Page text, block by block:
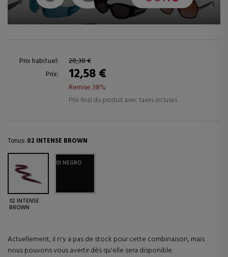
Prix habituel:
20,38 €
Prix:
12,58 €
Remise 38%
Prix final du produit avec taxes incluses
Tonus: 02 INTENSE BROWN
02 INTENSE
BROWN
01 NEGRO
Actuellement, il n'y a pas de stock pour cette combinaison, mais
nous pouvons vous avertir dès qu'elle sera disponible.